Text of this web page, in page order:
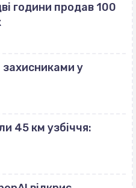
години продав 100
у
45 км узбіччя: